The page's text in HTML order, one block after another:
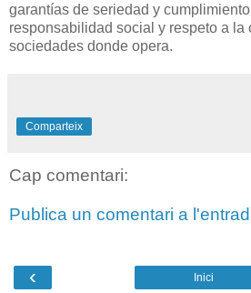
garantías de seriedad y
responsabilidad social y respeto a la
sociedades donde opera.
Comparteix
Cap comentari:
Publica un comentari a
‹ Inici